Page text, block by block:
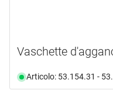
Vaschette
Articolo: 53.154.31 -